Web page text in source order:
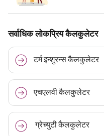
सर्वाधिक लोकप्रिय कैलकुलेटर
टर्म इन्शुरन्स कैलकुलेटर
एचएलवी कैलकुलेटर
ग्रेच्युटी कैलकुलेटर